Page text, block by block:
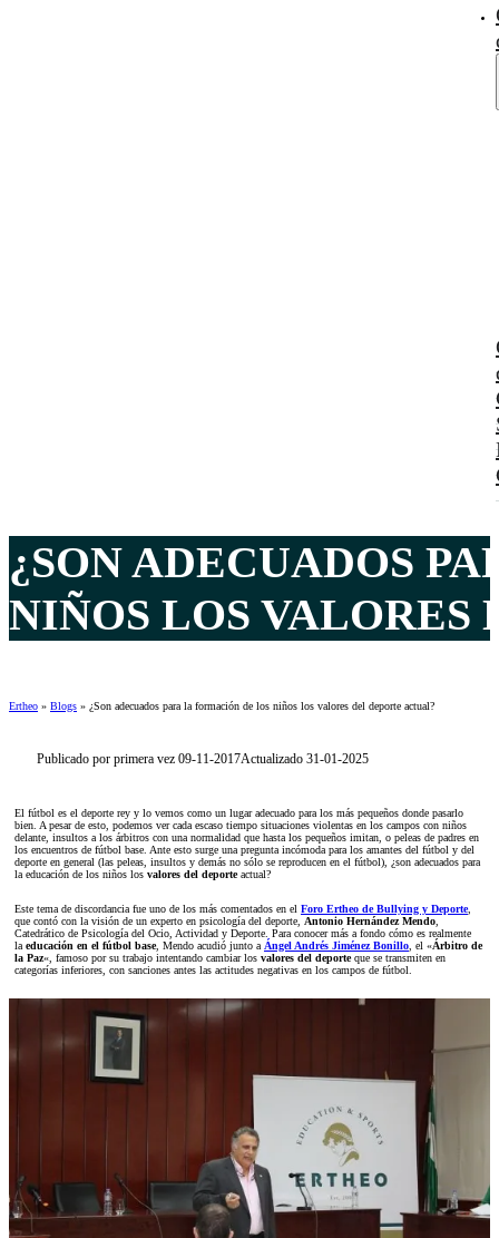
¿SON ADECUADOS
NIÑOS LOS VALORES
Ertheo » Blogs » ¿Son adecuados para la formación de los niños los valores del deporte actual?
Publicado por primera vez 09-11-2017Actualizado 31-01-2025
El fútbol es el deporte rey y lo vemos como un lugar adecuado para los más pequeños donde pasarlo
bien. A pesar de esto, podemos ver cada escaso tiempo situaciones violentas en los campos con niños
delante, insultos a los árbitros con una normalidad que hasta los pequeños imitan, o peleas de padres en
los encuentros de fútbol base. Ante esto surge una pregunta incómoda para los amantes del fútbol y del
deporte en general (las peleas, insultos y demás no sólo se reproducen en el fútbol), ¿son adecuados para
la educación de los niños los valores del deporteactual?
Este tema de discordancia fue uno de los más comentados en el Foro Ertheo de Bullying y Deporte,
que contó con la visión de un experto en psicología del deporte, Antonio Hernández Mendo
Catedrático de Psicología del Ocio, Actividad y Deporte. Para conocer más a fondo cómo es realmente
la educación en el fútbol base, Mendo acudió junto a Ángel Andrés Jiménez Bonillo , el «Árbitro de
la Paz«, famoso por su trabajo intentando cambiar los valores del deporteque se transmiten en
categorías inferiores, con sanciones antes las actitudes negativas en los campos de fútbol.